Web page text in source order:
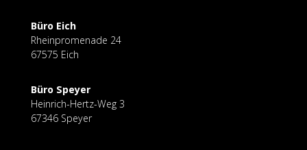
Büro Eich
Rheinpromenade 24
67575 Eich
Büro Speyer
Heinrich-Hertz-Weg 3
67346 Speyer